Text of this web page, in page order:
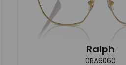
Ralph
0RA6060